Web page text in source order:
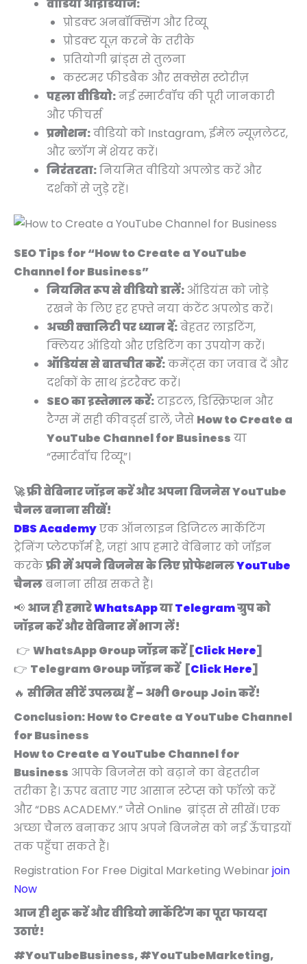
वीडियो आइडियाज:
प्रोडक्ट अनबॉक्सिंग और रिव्यू
प्रोडक्ट यूज़ करने के तरीके
प्रतियोगी ब्रांड्स से तुलना
कस्टमर फीडबैक और सक्सेस स्टोरीज़
पहला वीडियो:नई स्मार्टवॉच की पूरी जानकारी
और फीचर्स
प्रमोशन:वीडियो को Instagram, ईमेल न्यूज़लेटर,
और ब्लॉग में शेयर करें।
निरंतरता:नियमित वीडियो अपलोड करें और
दर्शकों से जुड़े रहें।
SEO Tips for “How to Create a YouTube
Channel for Business”
नियमित रूप से वीडियो डालें: ऑडियंस को जोड़े
रखने के लिए हर हफ्ते नया कंटेंट अपलोड करें।
अच्छी क्वालिटी पर ध्यान दें:बेहतर लाइटिंग,
क्लियर ऑडियो और एडिटिंग का उपयोग करें।
ऑडियंस से बातचीत करें:कमेंट्स का जवाब दें और
दर्शकों के साथ इंटरैक्ट करें।
SEO का इस्तेमाल करें:टाइटल, डिस्क्रिप्शन और
टैग्स में सही कीवर्ड्स डालें, जैसे How to Create a
YouTube Channel for Business या
“स्मार्टवॉच रिव्यू”।
🚀 फ्री वेबिनार जॉइन करें और अपना बिजनेस YouTube
चैनल बनाना सीखें!
DBS Academyएक ऑनलाइन डिजिटल मार्केटिंग
ट्रेनिंग प्लेटफॉर्म है, जहां आप हमारे वेबिनार को जॉइन
करकेफ्री में अपने बिजनेस के लिए प्रोफेशनलYouTube
चैनलबनाना सीख सकते हैं।
📢 आज ही हमारेWhatsAppयाTelegramग्रुप को
जॉइन करें और वेबिनार में भाग लें!
👉 WhatsApp Group जॉइन करें [Click Here]
👉 Telegram Group जॉइन करें [Click Here]
🔥 सीमित सीटें उपलब्ध हैं – अभी Group Join करें!
Conclusion: How to Create a YouTube Channel
for Business
How to Create a YouTube Channel for
Business आपके बिजनेस को बढ़ाने का बेहतरीन
तरीका है। ऊपर बताए गए आसान स्टेप्स को फॉलो करें
और “DBS ACADEMY.” जैसे Online ब्रांड्स से सीखें। एक
अच्छा चैनल बनाकर आप अपने बिजनेस को नई ऊँचाइयों
तक पहुँचा सकते हैं।
Registration For Free Digital Marketing Webinar join
Now
आज ही शुरू करें और वीडियो मार्केटिंग का पूरा फायदा
उठाएं!
#️YouTubeBusiness, #YouTubeMarketing,